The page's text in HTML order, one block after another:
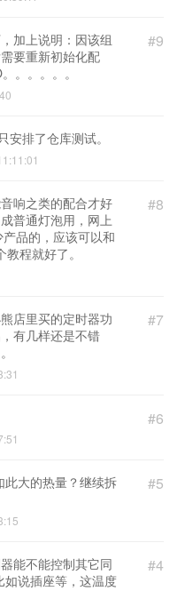
#9
加上说明：因该组
要重新初始化配
。。。。。
安排了仓库测试。
#8
响之类的配合才好
普通灯泡用，网上
品的，应该可以和
程就好了。
#7
店里买的定时器功
有几样还是不错
#6
#5
大的热量？继续拆
#4
能不能控制其它同
说插座等，这温度